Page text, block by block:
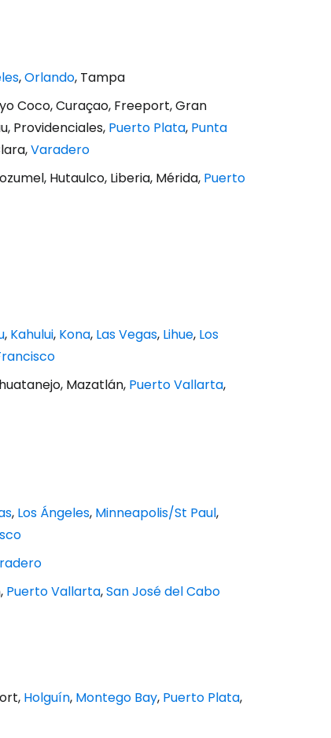
,Orlando, Tampa
Coco, Curaçao, Freeport, Gran
Providenciales, Puerto Plata, Punta
Varadero
Hutaulco, Liberia, Mérida, Puerto
, Kahului, Kona, Las Vegas, Lihue, Los
Mazatlán, Puerto Vallarta,
, Los Ángeles, Minneapolis/St Paul,
Puerto Vallarta,San José del Cabo
Holguín, Montego Bay, Puerto Plata,